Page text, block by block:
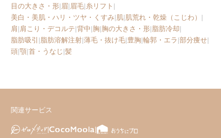
目の大きさ・形|眉|眉毛|糸リフト |
美白・美肌・ハリ・ツヤ・くすみ|肌|肌荒れ・乾燥（こじわ） |
肩|肩こり・デコルテ|背中|胸|胸の大きさ・形|脂肪冷却|
脂肪吸引 |脂肪溶解注射|薄毛・抜け毛|豊胸|輪郭・エラ|部分痩せ|
頭|顎|首・うなじ|髪
関連サービス